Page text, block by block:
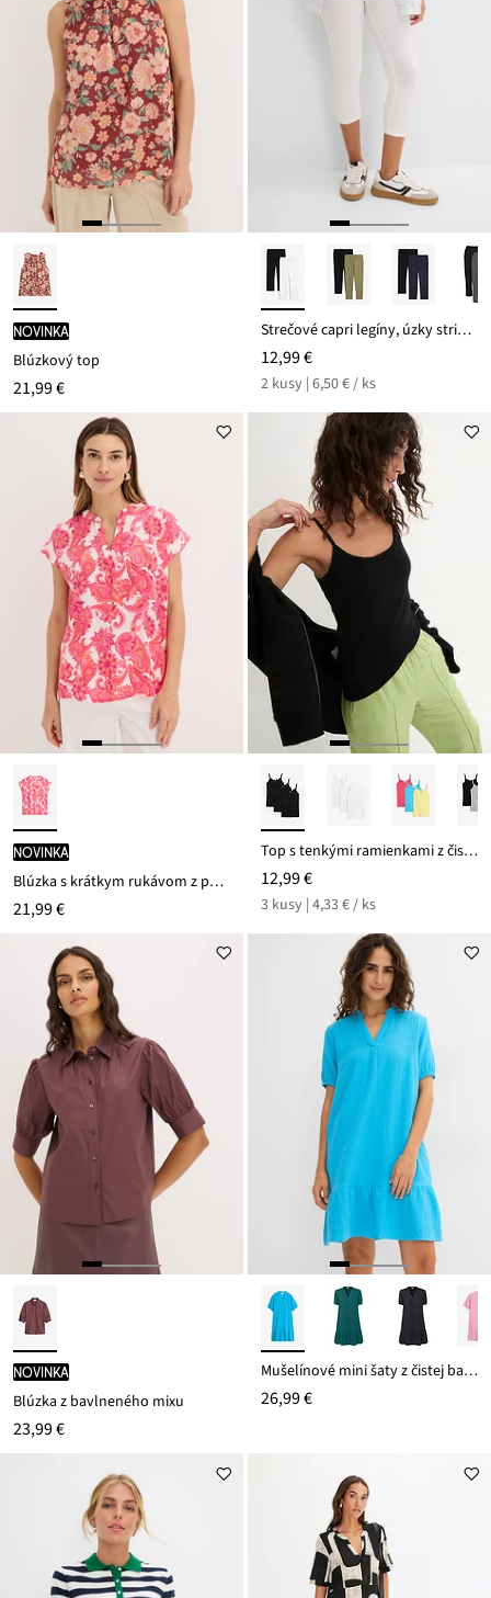
novinka
Blúzkový top
21,99 €
Strečové capri legíny, úzky strih (2 ks)
12,99 €
2 kusy | 6,50 € / ks
novinka
Blúzka s krátkym rukávom z padavého saténu
21,99 €
Top s tenkými ramienkami z čistej bavlny (3 ks v balení)
12,99 €
3 kusy | 4,33 € / ks
novinka
Blúzka z bavlneného mixu
23,99 €
Mušelínové mini šaty z čistej bavlny
26,99 €